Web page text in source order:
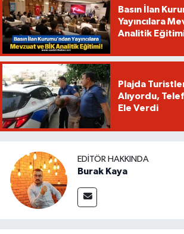
Basın İlan
Yayıncılara
Analitik
Plajda
Alıyordu,
Ele Verdi
EDITÖR HAKKINDA
Burak Kaya